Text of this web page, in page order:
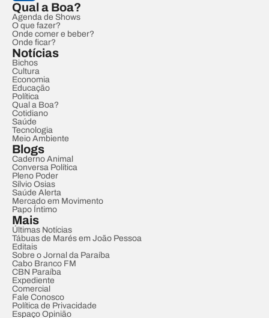
Qual a Boa?
Agenda de Shows
O que fazer?
Onde comer e beber?
Onde ficar?
Notícias
Bichos
Cultura
Economia
Educação
Política
Qual a Boa?
Cotidiano
Saúde
Tecnologia
Meio Ambiente
Blogs
Caderno Animal
Conversa Política
Pleno Poder
Sílvio Osias
Saúde Alerta
Mercado em Movimento
Papo Íntimo
Mais
Últimas Notícias
Tábuas de Marés em João Pessoa
Editais
Sobre o Jornal da Paraíba
Cabo Branco FM
CBN Paraíba
Expediente
Comercial
Fale Conosco
Política de Privacidade
Espaço Opinião